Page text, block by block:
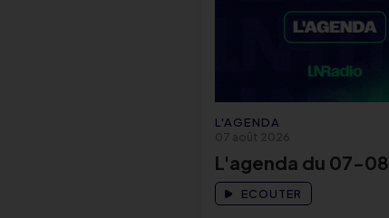
L'AGENDA
07 août 2026
L'agenda du 07-08
ECOUTER